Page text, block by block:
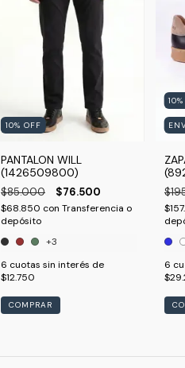
10% OFF
PANTALON WILL
(1426509800)
$85.000 $76.500
$68.850 con Transferencia o
depósito
+3
6 cuotas sin interés de
$12.750
COMPRAR
10
6